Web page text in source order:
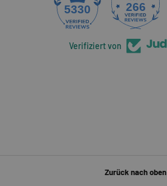
5330 266
Verifiziert von
Zurück nach oben